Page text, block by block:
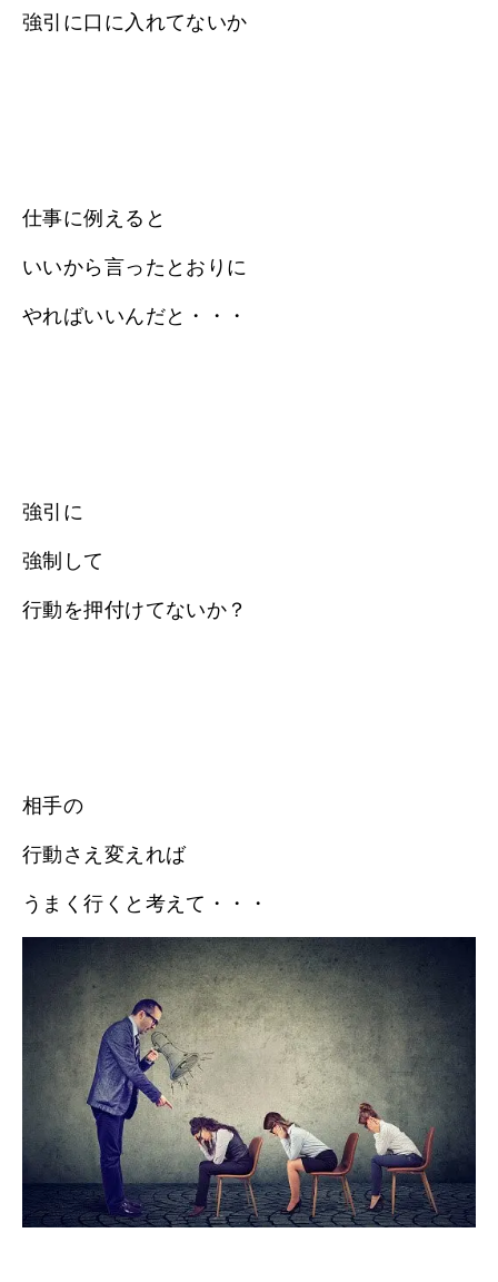
強引に口に入れてないか
仕事に例えると
いいから言ったとおりに
やればいいんだと・・・
強引に
強制して
行動を押付けてないか？
相手の
行動さえ変えれば
うまく行くと考えて・・・